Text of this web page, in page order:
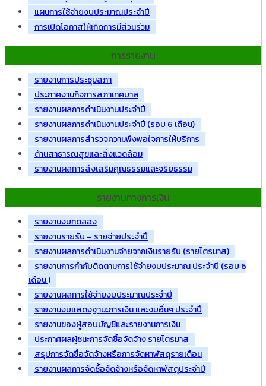
แผนการใช้จ่ายงบประมาณประจำปี
การเปิดโอกาสให้เกิดการมีส่วนร่วม
การรายงาน
รายงานการประชุมสภา
ประกาศงานกิจการสภาเทศบาล
รายงานผลการดำเนินงานประจำปี
รายงานผลการดำเนินงานประจำปี (รอบ 6 เดือน)
รายงานผลการสำรวจความพึงพอใจการให้บริการ
ด้านสาธารณสุขและสิ่งแวดล้อม
รายงานผลการส่งเสริมคุณธรรมและจริยธรรม
รายงานทางการเงิน
รายงานงบทดลอง
รายงานรายรับ – รายจ่ายประจำปี
รายงานผลการดำเนินงานจ่ายจากเงินรายรับ (รายไตรมาส)
รายงานการกำกับติดตามการใช้จ่ายงบประมาณ ประจำปี (รอบ 6
เดือน )
รายงานผลการใช้จ่ายงบประมาณประจำปี
รายงานงบแสดงฐานะการเงิน และงบอื่นๆ ประจำปี
รายงานของผู้สอบบัญชีและรายงานการเงิน
ประกาศผลผู้ชนะการจัดซื้อจัดจ้าง รายไตรมาส
สรุปการจัดซื้อจัดจ้างหรือการจัดหาพัสดุรายเดือน
รายงานผลการจัดซื้อจัดจ้างหรือจัดหาพัสดุประจำปี